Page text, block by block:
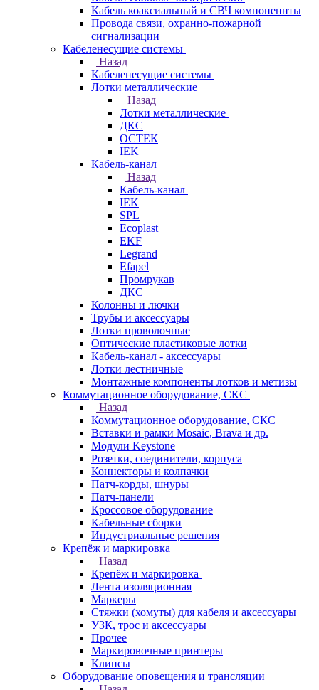
Кабель коаксиальный и СВЧ компоненнты
Провода связи, охранно-пожарной
сигнализации
Кабеленесущие системы
Назад
Кабеленесущие системы
Лотки металлические
Назад
Лотки металлические
ДКС
ОСТЕК
IEK
Кабель-канал
Назад
Кабель-канал
IEK
SPL
Ecoplast
EKF
Legrand
Efapel
Промрукав
ДКС
Колонны и лючки
Трубы и аксессуары
Лотки проволочные
Оптические пластиковые лотки
Кабель-канал - аксессуары
Лотки лестничные
Монтажные компоненты лотков и метизы
Коммутационное оборудование, СКС
Назад
Коммутационное оборудование, СКС
Вставки и рамки Mosaic, Brava и др.
Модули Keystone
Розетки, соединители, корпуса
Коннекторы и колпачки
Патч-корды, шнуры
Патч-панели
Кроссовое оборудование
Кабельные сборки
Индустриальные решения
Крепёж и маркировка
Назад
Крепёж и маркировка
Лента изоляционная
Маркеры
Стяжки (хомуты) для кабеля и аксессуары
УЗК, трос и аксессуары
Прочее
Маркировочные принтеры
Клипсы
Оборудование оповещения и трансляции